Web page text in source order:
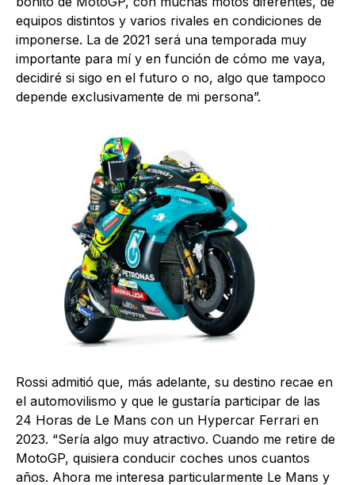
equipos distintos y varios rivales en condiciones de
imponerse. La de 2021 será una temporada muy
importante para mí y en función de cómo me vaya,
decidiré si sigo en el futuro o no, algo que tampoco
depende exclusivamente de mi persona”.
Rossi admitió que, más adelante, su destino recae en
el automovilismo y que le gustaría participar de las
24 Horas de Le Mans con un Hypercar Ferrari en
2023. “Sería algo muy atractivo. Cuando me retire de
MotoGP, quisiera conducir coches unos cuantos
años. Ahora me interesa particularmente Le Mans y